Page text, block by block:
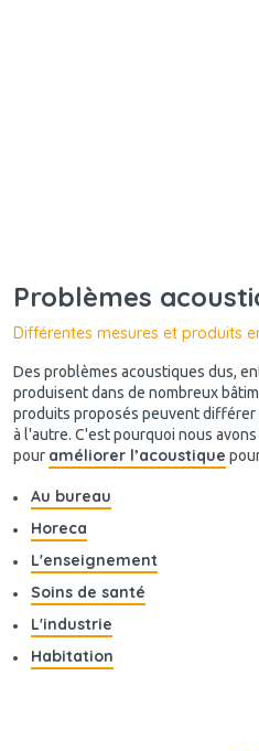
Problèmes
Différentes mesures et produits
Des problèmes acoustiques dus,
produisent dans de nombreux
produits proposés peuvent
à l'autre. C'est pourquoi nous
pour améliorer l’acoustique
Au bureau
Horeca
L'enseignement
Soins de santé
L'industrie
Habitation